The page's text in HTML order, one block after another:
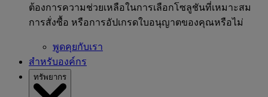
ต้องการความช่วยเหลือในการเลือกโซลูชันที่เหมาะสม
การสั่งซื้อ หรือการอัปเกรดใบอนุญาตของคุณหรือไม่
พูดคุยกับเรา
สำหรับองค์กร
ทรัพยากร